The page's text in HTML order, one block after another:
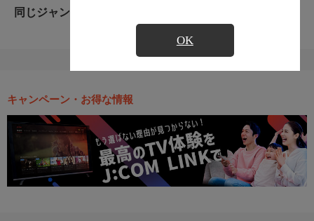
OK
同じジャンルのおすすめ番組
キャンペーン・お得な情報